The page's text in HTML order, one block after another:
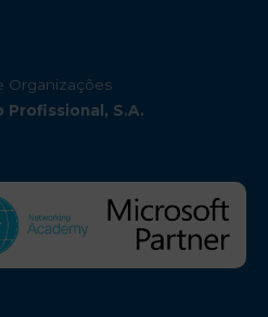
Organizações
Profissional, S.A.